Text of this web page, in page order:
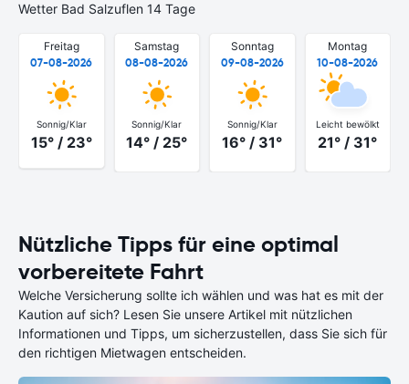
Wetter Bad Salzuflen 14 Tage
Freitag
07-08-2026
Sonnig/Klar
15° / 23°
Samstag
08-08-2026
Sonnig/Klar
14° / 25°
Sonntag
09-08-2026
Sonnig/Klar
16° / 31°
Montag
10-08-2026
Leicht bewölkt
21° / 31°
Nützliche Tipps für eine optimal
vorbereitete Fahrt
Welche Versicherung sollte ich wählen und was hat es mit der
Kaution auf sich? Lesen Sie unsere Artikel mit nützlichen
Informationen und Tipps, um sicherzustellen, dass Sie sich für
den richtigen Mietwagen entscheiden.